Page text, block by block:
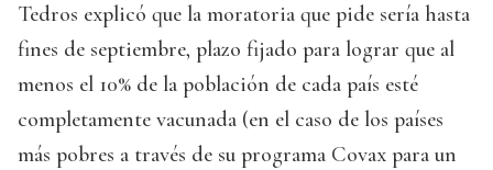
Tedros explicó que la moratoria que pide sería hasta
fines de septiembre, plazo fijado para lograr que al
menos el 10% de la población de cada país esté
completamente vacunada (en el caso de los países
más pobres a través de su programa Covax para un